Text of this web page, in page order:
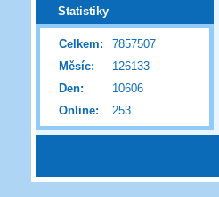
Statistiky
Online: 253
Celkem:
7857507
Měsíc:
126133
Den:
10606